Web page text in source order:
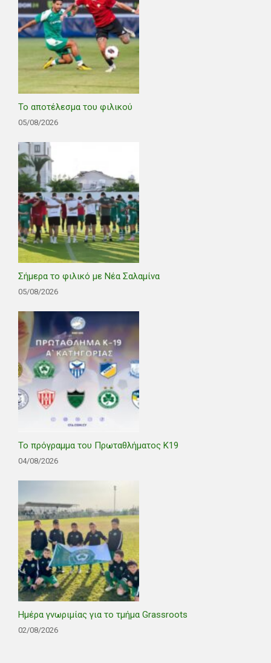
Το αποτέλεσμα του φιλικού
05/08/2026
Σήμερα το φιλικό με Νέα Σαλαμίνα
05/08/2026
Το πρόγραμμα του Πρωταθλήματος Κ19
04/08/2026
Ημέρα γνωριμίας για το τμήμα Grassroots
02/08/2026